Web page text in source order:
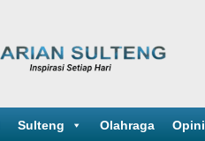
Sulteng Olahraga Opini